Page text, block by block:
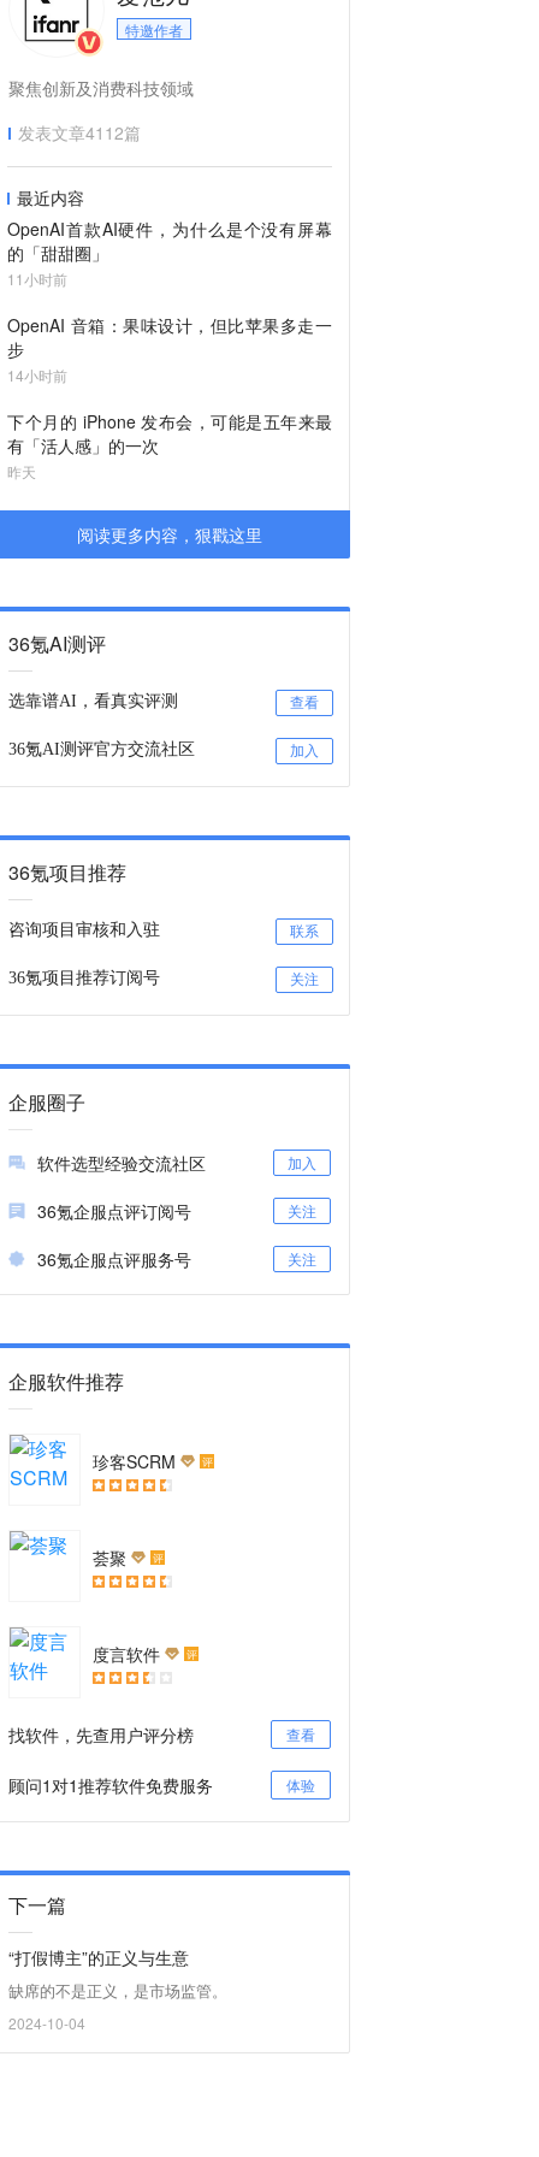
特邀作者
聚焦创新及消费科技领域
发表文章4112篇
最近内容
OpenAI首款AI硬件，为什么是个没有屏幕
的「甜甜圈」
11小时前
OpenAI 音箱：果味设计，但比苹果多走一
步
14小时前
下个月的 iPhone 发布会，可能是五年来最
有「活人感」的一次
昨天
阅读更多内容，狠戳这里
36氪AI测评
选靠谱AI，看真实评测 查看
36氪AI测评官方交流社区 加入
36氪项目推荐
咨询项目审核和入驻 联系
36氪项目推荐订阅号 关注
企服圈子
软件选型经验交流社区 加入
36氪企服点评订阅号 关注
36氪企服点评服务号 关注
企服软件推荐
珍客SCRM 评
荟聚 评
度言软件 评
找软件，先查用户评分榜 查看
顾问1对1推荐软件免费服务 体验
下一篇
“打假博主”的正义与生意
缺席的不是正义，是市场监管。
2024-10-04